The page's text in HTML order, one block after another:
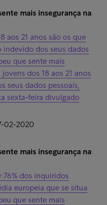
mais insegurança na
aos 21 anos são os que
indevido dos seus dados
que sente mais
dos 18 aos 21 anos
seus dados pessoais,
sexta-feira divulgado
02-2020
mais insegurança na
76% dos inquiridos
europeia que se situa
que sente mais